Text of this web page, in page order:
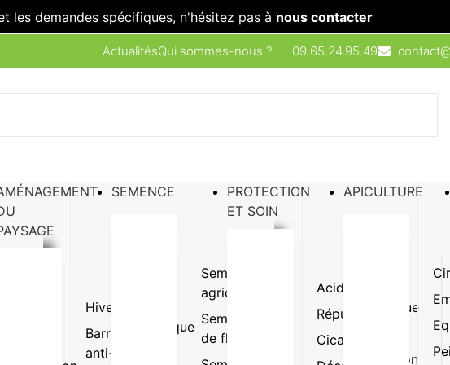
les demandes spécifiques, n'hésitez pas à nous contacter
ActualitésQui sommes-nous ? 09.65.24.95.49
Hivernage
Barrière
anti-
synthétique
SEMENCE
Semence
agricole
Semence
de fleur
PROTECTION
ET SOIN
Acidifiant
Répulsif
Cicatrisant
biologique
Protection
APICULTURE